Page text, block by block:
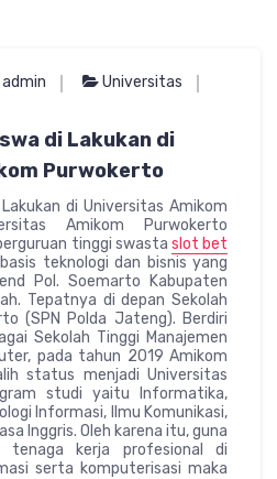
admin
Universitas
di Lakukan di
Purwokerto
di Universitas Amikom
Amikom Purwokerto
tinggi swasta slot bet
teknologi dan bisnis yang
Pol. Soemarto Kabupaten
Tepatnya di depan Sekolah
(SPN Polda Jateng). Berdiri
Sekolah Tinggi Manajemen
pada tahun 2019 Amikom
status menjadi Universitas
studi yaitu Informatika,
Informasi, Ilmu Komunikasi,
Inggris. Oleh karena itu, guna
tenaga kerja profesional di
serta komputerisasi maka